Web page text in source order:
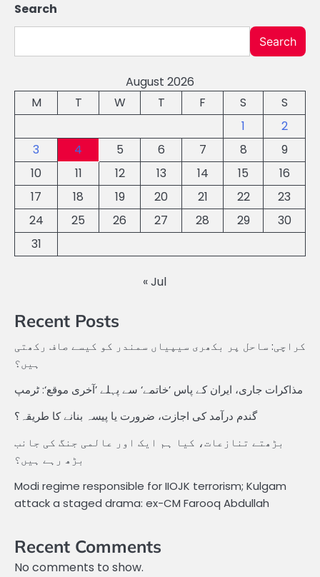
Search
Search
August 2026
M
T W T F S
S
1
2
3
4 5 6 7 8
9
10
11 12 13 14 15
16
17
18 19 20 21 22
23
24
25 26 27 28 29
30
31
« Jul
Recent Posts
کراچی: ساحل پر بکھری سیپیاں سمندر کو کیسے صاف رکھتی
ہیں؟
مذاکرات جاری، ایران کے پاس ’خاتمے‘ سے پہلے ’آخری موقع‘: ٹرمپ
گندم درآمد کی اجازت، ضرورت یا پیسہ بنانے کا طریقہ؟
بڑھتے تنازعات، کیا ہم ایک اور عالمی جنگ کی جانب
بڑھ رہے ہیں؟
Modi regime responsible for IIOJK terrorism; Kulgam
attack a staged drama: ex-CM Farooq Abdullah
Recent Comments
No comments to show.